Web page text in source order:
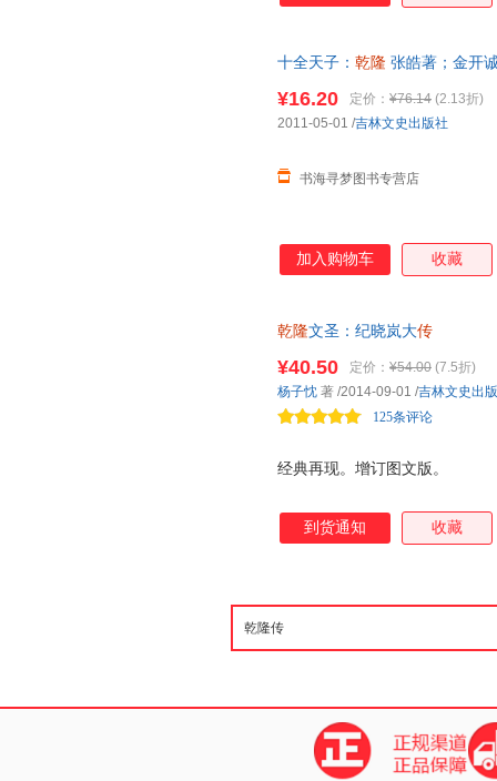
十全天子： 乾隆 张皓著；金开
¥16.20 定价： ¥76.14 (2.13折)
书海寻梦图书专营店
2011-05-01 /吉林文史出版社
加入购物车 收藏
乾隆文圣：纪晓岚大传
经典再现。增订图文版。
¥40.50 定价： ¥54.00 (7.5折)
125条评论
杨子忱 著 /2014-09-01 /吉林文史出
到货通知 收藏